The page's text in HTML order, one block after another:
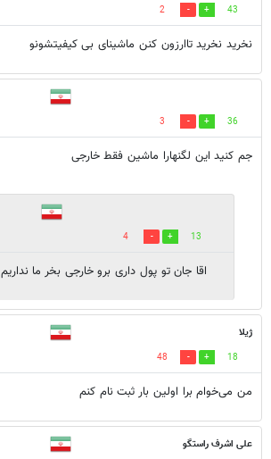
43
2
نخرید نخرید تاارزون کنن ماشینای بی کیفیتشونو
36
3
جم کنید این لگنهارا ماشین فقط خارجی
13
4
اقا جان تو پول داری برو خارجی بخر ما نداریم
ژیلا
18
48
من می‌خوام برا اولین بار ثبت نام کنم
علی اشرف راستگو